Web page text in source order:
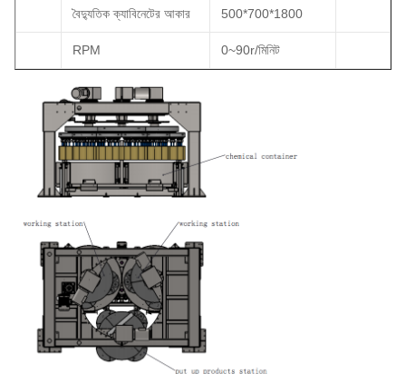
বৈদ্যুতিক ক্যাবিনেটের আকার 500*700*1800
RPM 0~90r/মিনিট